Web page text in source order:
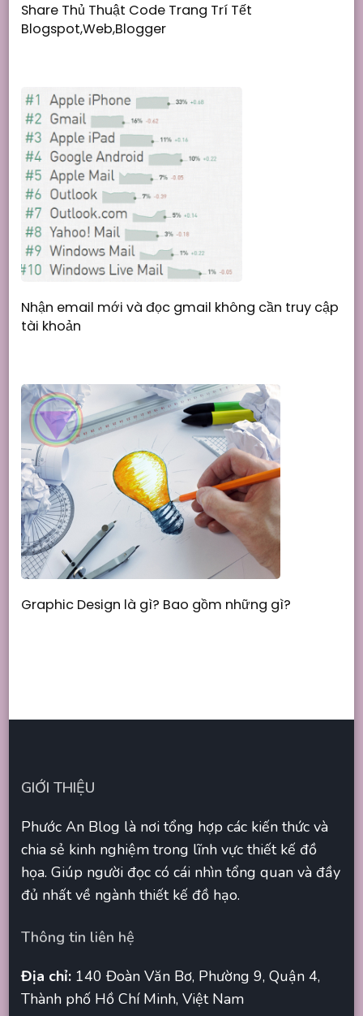
Share Thủ Thuật Code Trang Trí Tết
Blogspot,Web,Blogger
Nhận email mới và đọc gmail không cần truy cập
tài khoản
Graphic Design là gì? Bao gồm những gì?
GIỚI THIỆU
Phước An Blog là nơi tổng hợp các kiến thức và
chia sẻ kinh nghiệm trong lĩnh vực thiết kế đồ
họa. Giúp người đọc có cái nhìn tổng quan và đầy
đủ nhất về ngành thiết kế đồ hạo.
Thông tin liên hệ
Địa chỉ: 140 Đoàn Văn Bơ, Phường 9, Quận 4,
Thành phố Hồ Chí Minh, Việt Nam